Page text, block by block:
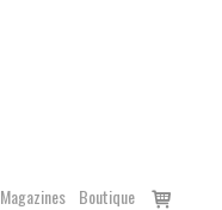
Magazines Boutique
Voir